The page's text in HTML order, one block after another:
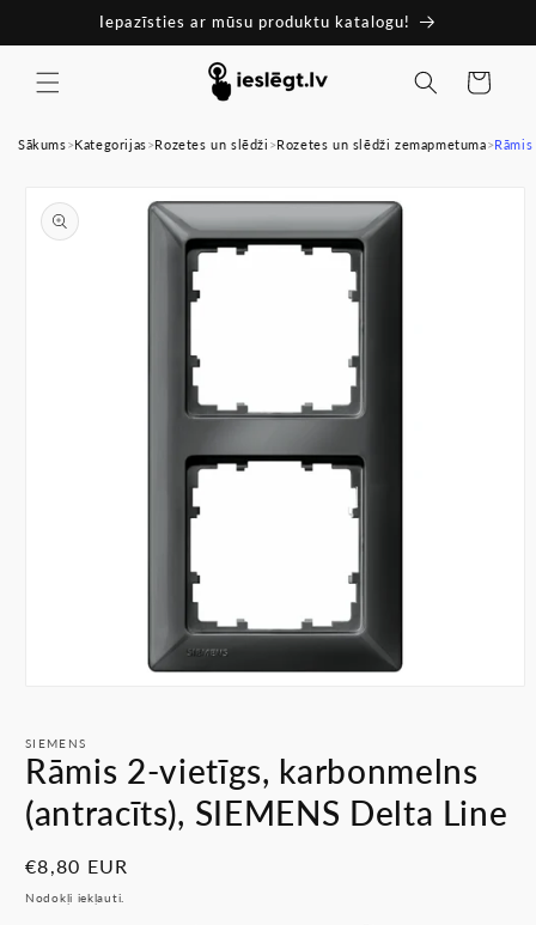
saturu
Iepazīsties ar mūsu produktu katalogu!
Ratiņi
Sākums>Kategorijas>Rozetes un slēdži >Rozetes un slēdži zemapmetuma>
produkta
informāciju
modālā
režīmā
SIEMENS
Rāmis 2-vietīgs, karbonmelns
(antracīts), SIEMENS Delta Line
Parastā
cena
€8,80 EUR
Nodokļi iekļauti.